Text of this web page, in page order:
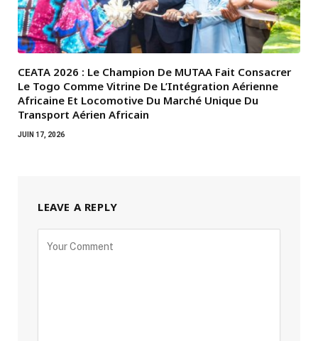
CEATA 2026 : Le Champion De MUTAA Fait Consacrer
Le Togo Comme Vitrine De L’Intégration Aérienne
Africaine Et Locomotive Du Marché Unique Du
Transport Aérien Africain
JUIN 17, 2026
LEAVE A REPLY